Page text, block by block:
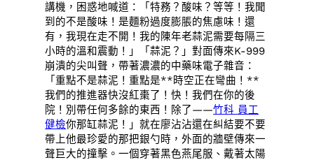
講機，困惑地喊道：「特務？酸味？等等！我聞
到的不是酸味！是麵粉過度膨脹的焦慮味！還
有，我現在走不開！我的陳年老蒜泥需要每隔三
小時的溫和震動！」「蒜泥？」對面傳來K-999
崩潰的尖叫聲，帶著濃濃的中藥味電子雜音：
「重點不是蒜泥！重點是**時空正在彎曲！**
我們的推進器快沒紅棗了！快！我們在你的後
院！別帶任何多餘的東西！除了——竹科 員工
健檢你那缸蒜泥！」就在廖沾沾還在糾結要不要
帶上他最珍愛的那把銀勺時，外面的牆壁傳來一
聲巨大的撞擊。一個穿著黑色燕尾服、戴著太陽